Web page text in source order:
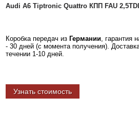
Audi A6 Tiptronic Quattro КПП FAU 2,5TDI
Коробка передач из Германии, гарантия
- 30 дней (с момента получения).
течении 1-10 дней.
Узнать стоимость